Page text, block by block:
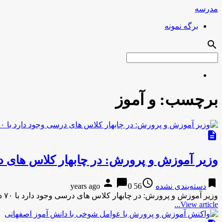
مدرسه
برگه نمونه
search
برچسب: و آموز
description
وزیر آموزش و پرورش: در چابهار کلاس‌ های درسی وجود
bookmark دسته‌بندی نشده access_time
56 years ago
person chat_bubble0
وزیر آموزش و پرورش: در چابهار کلاس‌ های درسی وجود دارد با ۷۰ دانش‌ آموز!دوستان وزیر آموزش و پرورش: در …
View article...